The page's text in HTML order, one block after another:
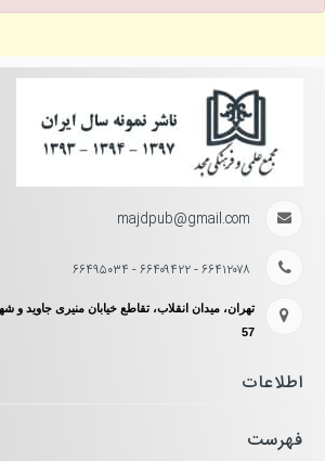
majdpub@gmail.com
۶۶۴۱۲۰۷۸ - ۶۶۴۰۹۴۲۲ - ۶۶۴۹۵۰۳۴
تهران، میدان انقلاب، تقاطع خیابان منیری جاوید و
57
اطلاعات
فهرست